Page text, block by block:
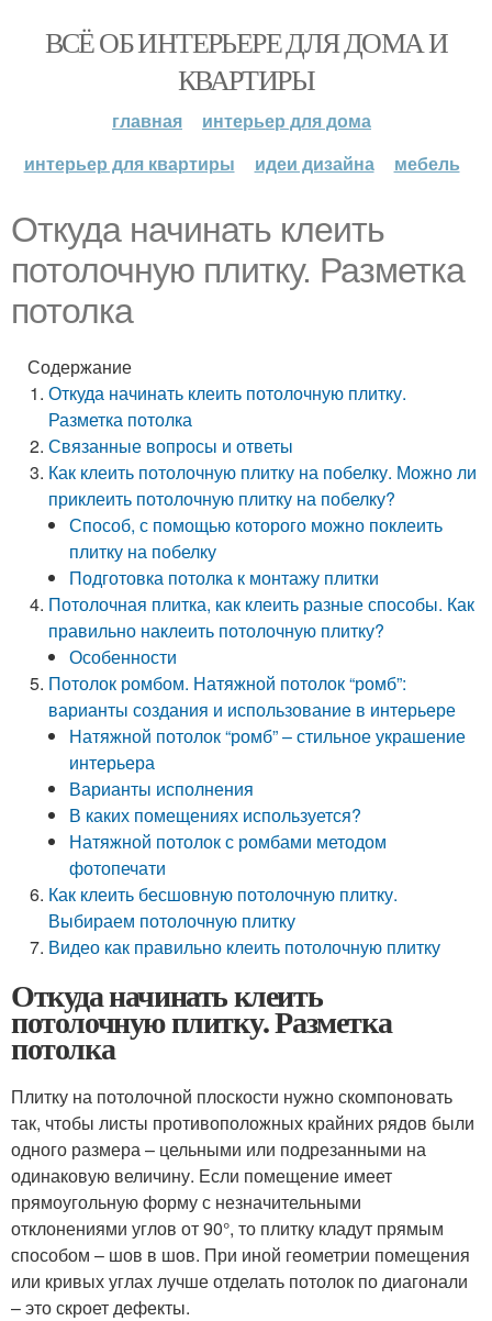
ВСЁ ОБ ИНТЕРЬЕРЕ ДЛЯ ДОМА И
КВАРТИРЫ
главная
интерьер для дома
интерьер для квартиры
идеи дизайна мебель
Откуда начинать клеить
потолочную плитку. Разметка
потолка
Содержание
Откуда начинать клеить потолочную плитку.
Разметка потолка
Связанные вопросы и ответы
Как клеить потолочную плитку на побелку. Можно ли
приклеить потолочную плитку на побелку?
Способ, с помощью которого можно поклеить
плитку на побелку
Подготовка потолка к монтажу плитки
Потолочная плитка, как клеить разные способы. Как
правильно наклеить потолочную плитку?
Особенности
Потолок ромбом. Натяжной потолок “ромб”:
варианты создания и использование в интерьере
Натяжной потолок “ромб” – стильное украшение
интерьера
Варианты исполнения
В каких помещениях используется?
Натяжной потолок с ромбами методом
фотопечати
Как клеить бесшовную потолочную плитку.
Выбираем потолочную плитку
Видео как правильно клеить потолочную плитку
Откуда начинать клеить
потолочную плитку. Разметка
потолка
Плитку на потолочной плоскости нужно скомпоновать
так, чтобы листы противоположных крайних рядов были
одного размера – цельными или подрезанными на
одинаковую величину. Если помещение имеет
прямоугольную форму с незначительными
отклонениями углов от 90°, то плитку кладут прямым
способом – шов в шов. При иной геометрии помещения
или кривых углах лучше отделать потолок по диагонали
– это скроет дефекты.